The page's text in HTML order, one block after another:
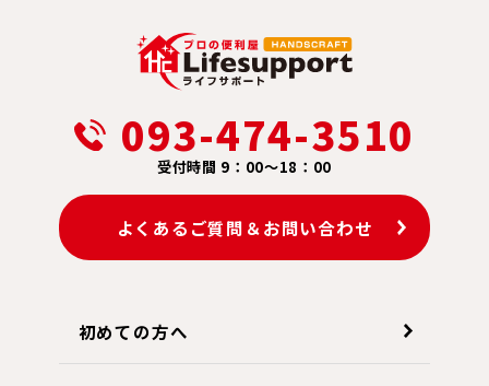
093-474-3510
受付時間 9：00～18：00
よくあるご質問＆お問い合わせ
初めての方へ